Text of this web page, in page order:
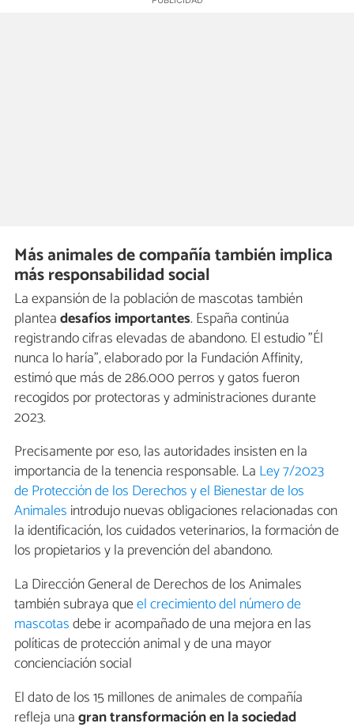
Más animales de compañía también implica
más responsabilidad social
La expansión de la población de mascotas también
planteadesafíos importantes. España continúa
registrando cifras elevadas de abandono. El estudio "Él
nunca lo haría", elaborado por la Fundación Affinity,
estimó que más de 286.000 perros y gatos fueron
recogidos por protectoras y administraciones durante
2023.
Precisamente por eso, las autoridades insisten en la
importancia de la tenencia responsable. La Ley 7/2023
de Protección de los Derechos y el Bienestar de los
Animales introdujo nuevas obligaciones relacionadas con
la identificación, los cuidados veterinarios, la formación de
los propietarios y la prevención del abandono.
La Dirección General de Derechos de los Animales
también subraya queel crecimiento del número de
mascotasdebe ir acompañado de una mejora en las
políticas de protección animal y de una mayor
concienciación social
El dato de los 15 millones de animales de compañía
refleja unagran transformación en la sociedad